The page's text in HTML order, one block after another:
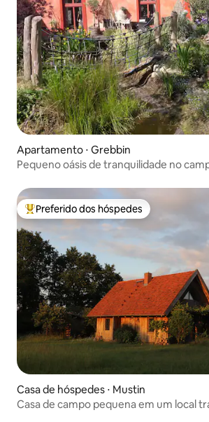
Apartamento ⋅ Grebbin
Pequeno oásis de tranquilidade no
Entre os melhores preferidos dos
Preferido dos hóspedes
Casa de hóspedes ⋅ Mustin
Casa de campo pequena em um local